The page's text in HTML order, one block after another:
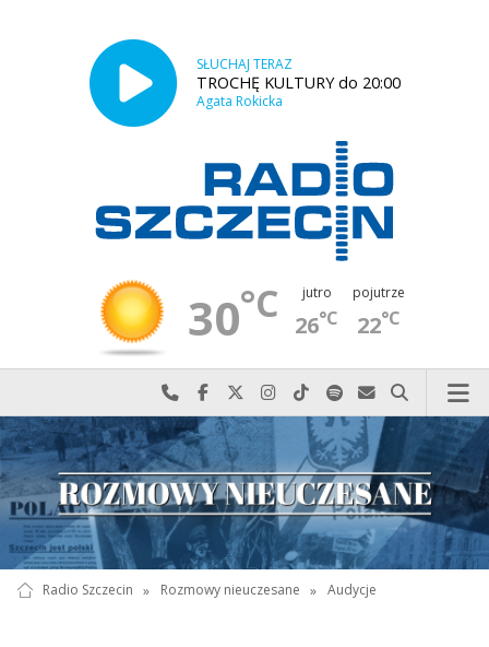
SŁUCHAJ TERAZ
TROCHĘ KULTURY do 20:00
Agata Rokicka
30°C jutro
26°C
pojutrze
22°C
Najlepiej po prostu do nas zadzwoń
Odwiedź nas na Facebook-u
Odwiedź nas na X
Odwiedź nas na Instagram-ie
Odwiedź nas na TikTok-u
Szukaj nas na Spotify
Wyślij do nas
Szukaj
Radio Szczecin » Rozmowy nieuczesane » Audycje